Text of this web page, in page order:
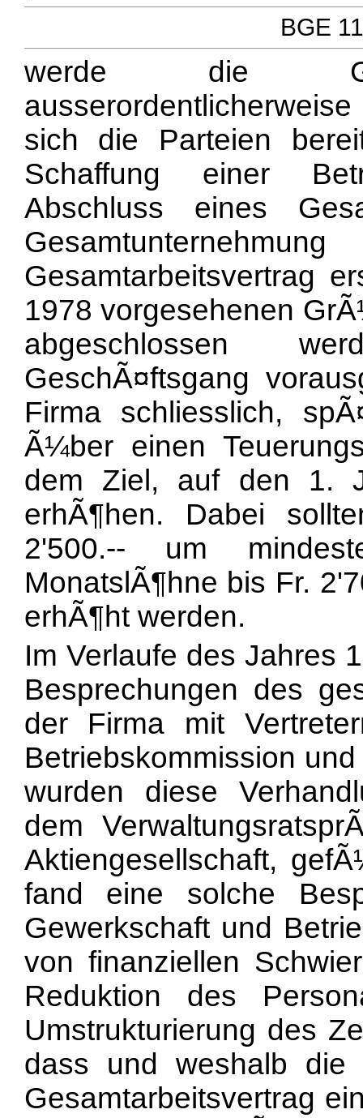
BGE
werde die
sich die Parteien
Schaffung einer
Abschluss eines
Gesamtarbeitsvertrag
1978 vorgesehenen
abgeschlossen
GeschÃ¤ftsgang
Firma schliesslich,
Ã¼ber einen
dem Ziel, auf den 1.
erhÃ¶hen. Dabei
2'500.-- um
MonatslÃ¶hne bis Fr.
erhÃ¶ht werden.
Im Verlaufe des Jahres
Besprechungen des
der Firma mit
Betriebskommission
wurden diese
dem
Aktiengesellschaft,
fand eine solche
Gewerkschaft und
von finanziellen
Reduktion des
Umstrukturierung des
dass und weshalb die
Gesamtarbeitsvertrag